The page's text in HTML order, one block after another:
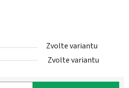
Zvolte variantu
Zvolte variantu